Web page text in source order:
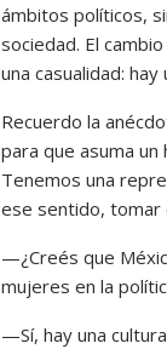
ámbitos políticos,
sociedad. El
una casualidad:
Recuerdo la
para que asuma
Tenemos una
ese sentido, tomar
—¿Creés que
mujeres en la
—Sí, hay una